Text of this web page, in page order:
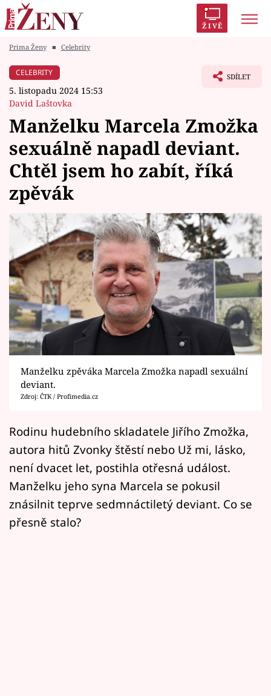
ŽIVĚ
Módní alarm
Témata
Celebrity
Vztahy
Seriály
Horoskopy
Sledujte prima+
Filmový festival Karlovy Vary
Mámy sobě
Přihlášení
Sledujte nás
Prima Ženy ■ Celebrity
CELEBRITY
5. listopadu 2024 15:53
David Laštovka
SDÍLET
Manželku Marcela Zmožka
sexuálně napadl deviant.
Chtěl jsem ho zabít, říká
zpěvák
Manželku zpěváka Marcela Zmožka napadl sexuální
deviant.
Zdroj: ČTK / Profimedia.cz
Rodinu hudebního skladatele Jiřího Zmožka,
autora hitů Zvonky štěstí nebo Už mi, lásko,
není dvacet let, postihla otřesná událost.
Manželku jeho syna Marcela se pokusil
znásilnit teprve sedmnáctiletý deviant. Co se
přesně stalo?